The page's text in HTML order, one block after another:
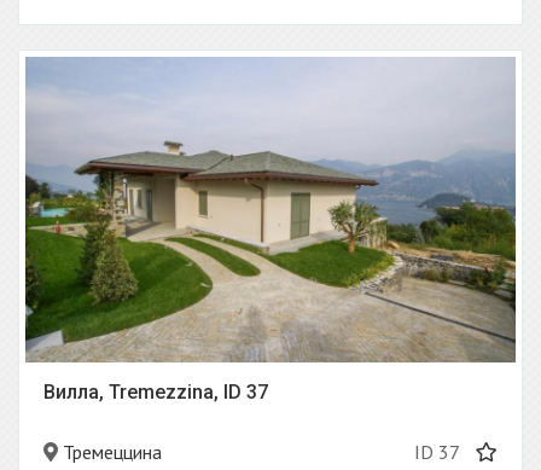
Вилла, Tremezzina, ID 37
Тремеццина
ID 37